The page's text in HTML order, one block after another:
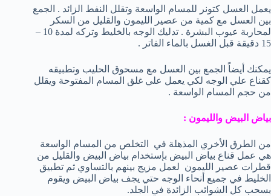
يعمل العسل كتونر للمسام الواسعة وتقلل النفط الزائد . الجمع
بين العسل مع كمية من عصير الليمون والقليل من السكر
لمحاربة عيوب البشرة . تدليك الوجه بالخليط وتركه لمدة 10 –
15 دقيقة قبل الغسل بالماء الفاتر .
يمكنك أيضاً الجمع بين العسل مع مسحوق الحليب وتطبيقه
كقناع علي الوجه لكي يعمل علي غلق المسام المفتوحة ويقلل
من حجم المسام الواسعة .
بياض البيض والليمون :
من الطرق الأخري المذهلة في التخلص من المسام الواسعة
هي عمل قناع بياض البيض بإستخدام بياض البيض والقليل من
قطرات عصير الليمون لعمل مزيج بينهم بالتساوي ثم تطبيق
الخليط في جميع أنحاء الوجه حتي يجف بياض البيض ويقوم
بسحب كل الشوائب الزائدة في الجلد.